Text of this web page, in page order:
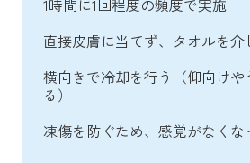
直接皮膚に当てず、タオルを介
横向きで冷却を行う（仰向けや
る）
凍傷を防ぐため、感覚がなくな